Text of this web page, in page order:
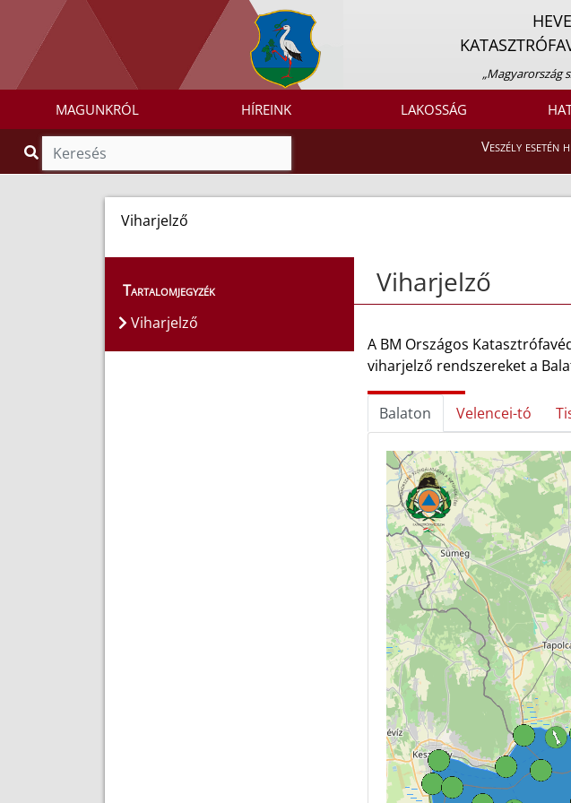
„Magyarország
MAGUNKRÓL HÍREINK LAKOSSÁG
Veszély
Viharjelző
Tartalomjegyzék
Viharjelző
Viharjelző
A BM Országos
viharjelző rendszereket a
Balaton Velencei-tó
Térkép betöltése...